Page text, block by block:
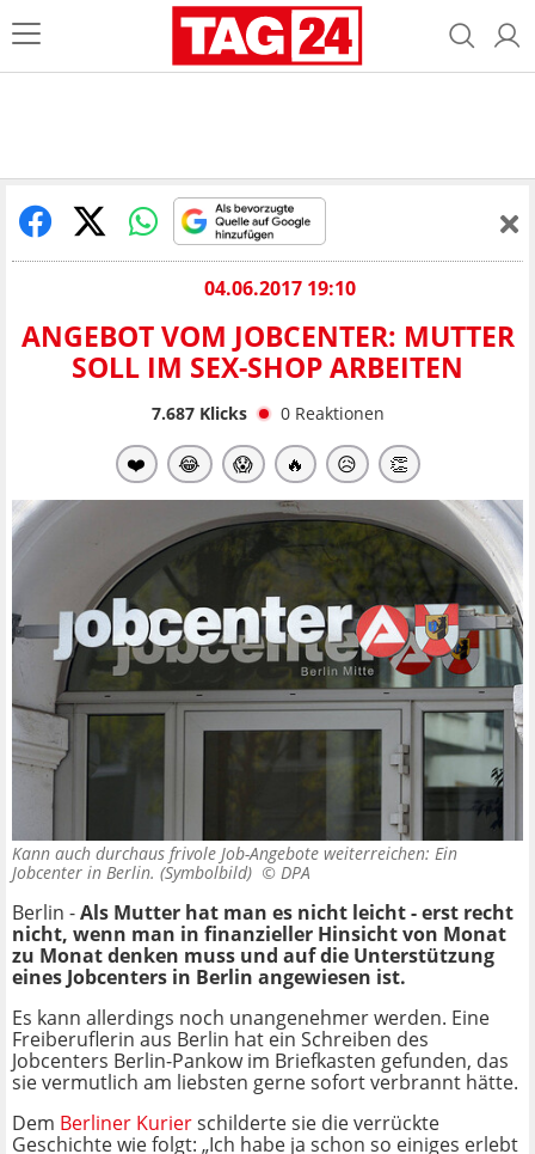
04.06.2017 19:10
ANGEBOT VOM JOBCENTER: MUTTER
SOLL IM SEX-SHOP ARBEITEN
7.687Klicks 0 Reaktionen
❤️ 😂 😱 🔥 😥 👏
Kann auch durchaus frivole Job-Angebote weiterreichen: Ein
Jobcenter in Berlin. (Symbolbild) © DPA
Berlin -Als Mutter hat man es nicht leicht - erst recht
nicht, wenn man in finanzieller Hinsicht von Monat
zu Monat denken muss und auf die Unterstützung
eines Jobcenters in Berlin angewiesen ist.
Es kann allerdings noch unangenehmer werden. Eine
Freiberuflerin aus Berlin hat ein Schreiben des
Jobcenters Berlin-Pankow im Briefkasten gefunden, das
sie vermutlich am liebsten gerne sofort verbrannt hätte.
Dem Berliner Kurierschilderte sie die verrückte
Geschichte wie folgt: „Ich habe ja schon so einiges erlebt